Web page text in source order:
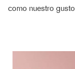
como nuestro